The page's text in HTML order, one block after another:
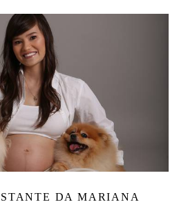
DA MARIANA